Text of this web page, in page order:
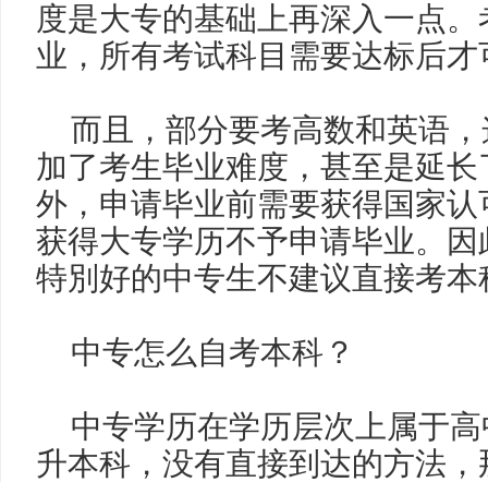
度是大专的基础上再深入一点
业，所有考试科目需要达标后
而且，部分要考高数和英语
加了考生毕业难度，甚至是延
外，申请毕业前需要获得国家
获得大专学历不予申请毕业。
特別好的中专生不建议直接考本
中专怎么自考本科？
中专学历在学历层次上属于
升本科，没有直接到达的方法